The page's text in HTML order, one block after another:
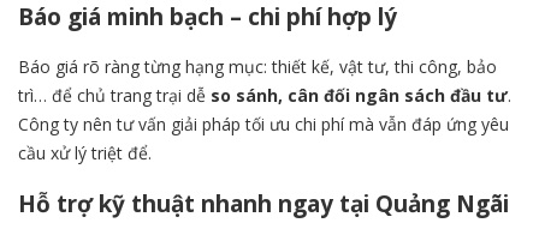
Báo giá minh bạch – chi phí hợp lý
Báo giá rõ ràng từng hạng mục: thiết kế, vật tư, thi công, bảo
trì… để chủ trang trại dễ so sánh, cân đối ngân sách đầu tư.
Công ty nên tư vấn giải pháp tối ưu chi phí mà vẫn đáp ứng yêu
cầu xử lý triệt để.
Hỗ trợ kỹ thuật nhanh ngay tại Quảng Ngãi